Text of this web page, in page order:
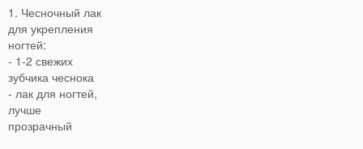
1. Чесночный лак
для укрепления
ногтей:
- 1-2 свежих
зубчика чеснока
- лак для ногтей,
лучше
прозрачный